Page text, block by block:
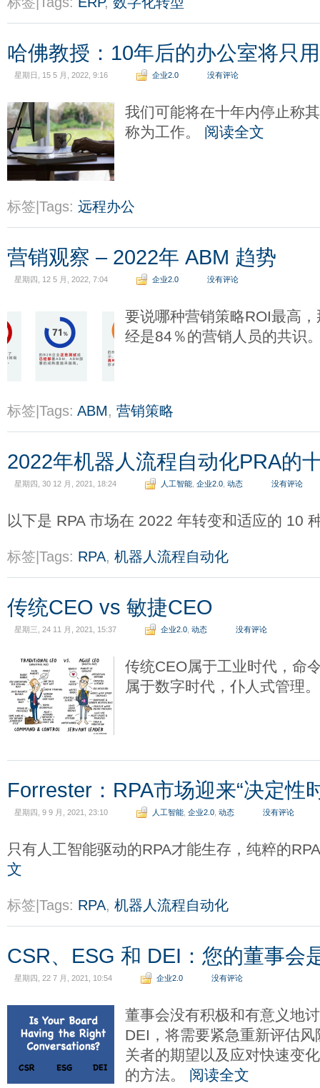
哈佛教授：10年后的办公室将只
星期日, 15 5 月, 2022, 9:16 企业2.0 没有评论
我们可能将在十年内停止称
称为工作。 阅读全文
标签|Tags: 远程办公
营销观察 – 2022年 ABM 趋势
星期四, 12 5 月, 2022, 7:04 企业2.0 没有评论
要说哪种营销策略ROI最高
经是84％的营销人员的共识
标签|Tags: ABM, 营销策略
2022年机器人流程自动化PRA的
星期四, 30 12 月, 2021, 18:24 人工智能 企业2.0 动态 没有评论
以下是 RPA 市场在 2022 年转变和适应的 10
标签|Tags: RPA, 机器人流程自动化
传统CEO vs 敏捷CEO
星期三, 24 11 月, 2021, 15:37 企业2.0 动态 没有评论
传统CEO属于工业时代，命
属于数字时代，仆人式管理
Forrester：RPA市场迎来“决定性
星期四, 9 9 月, 2021, 23:10 人工智能 企业2.0 动态 没有评论
只有人工智能驱动的RPA才能生存，纯粹的
文
标签|Tags: RPA, 机器人流程自动化
CSR、ESG 和 DEI：您的董事会
星期四, 22 7 月, 2021, 10:54 企业2.0 没有评论
董事会没有积极和有意义地
DEI，将需要紧急重新评估
关者的期望以及应对快速变
的方法。 阅读全文